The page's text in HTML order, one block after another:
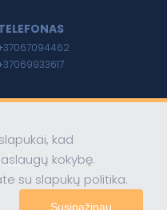
kad
kokybę.
su slapukų politika.
Susipažinau